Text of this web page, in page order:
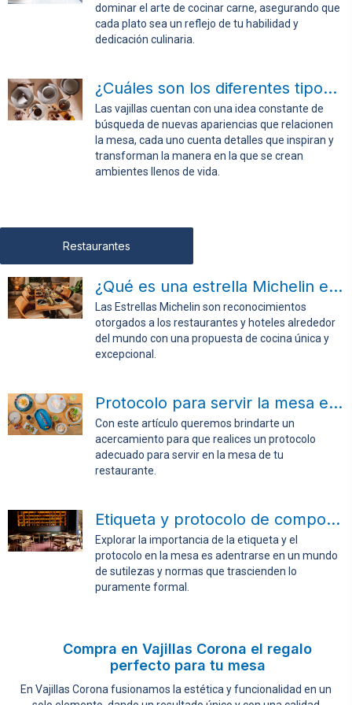
dominar el arte de cocinar carne, asegurando que
cada plato sea un reflejo de tu habilidad y
dedicación culinaria.
¿Cuáles son los diferentes tipos de vajillas?
Las vajillas cuentan con una idea constante de
búsqueda de nuevas apariencias que relacionen
la mesa, cada uno cuenta detalles que inspiran y
transforman la manera en la que se crean
ambientes llenos de vida.
Restaurantes
¿Qué es una estrella Michelin en cocina?
Las Estrellas Michelin son reconocimientos
otorgados a los restaurantes y hoteles alrededor
del mundo con una propuesta de cocina única y
excepcional.
Protocolo para servir la mesa en tu restaurante
Con este artículo queremos brindarte un
acercamiento para que realices un protocolo
adecuado para servir en la mesa de tu
restaurante.
Etiqueta y protocolo de comportamientos en la mesa
Explorar la importancia de la etiqueta y el
protocolo en la mesa es adentrarse en un mundo
de sutilezas y normas que trascienden lo
puramente formal.
Compra en Vajillas Corona el regalo
perfecto para tu mesa
En Vajillas Corona fusionamos la estética y funcionalidad en un